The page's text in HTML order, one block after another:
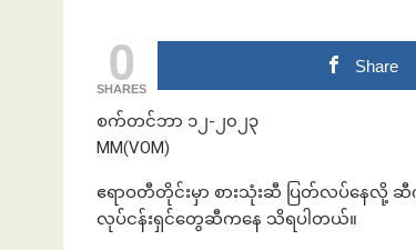
0
SHARES
Share
စက်တင်ဘာ ၁၂-၂၀၂၃
MM(VOM)
ဧရာဝတီတိုင်းမှာ စားသုံးဆီ ပြတ်လပ်နေ
လုပ်ငန်းရှင်တွေဆီကနေ သိရပါတယ်။